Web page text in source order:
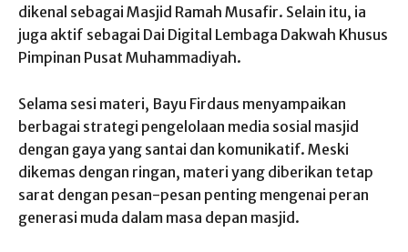
dikenal sebagai Masjid Ramah Musafir. Selain itu, ia
juga aktif sebagai Dai Digital Lembaga Dakwah Khusus
Pimpinan Pusat Muhammadiyah.
Selama sesi materi, Bayu Firdaus menyampaikan
berbagai strategi pengelolaan media sosial masjid
dengan gaya yang santai dan komunikatif. Meski
dikemas dengan ringan, materi yang diberikan tetap
sarat dengan pesan-pesan penting mengenai peran
generasi muda dalam masa depan masjid.